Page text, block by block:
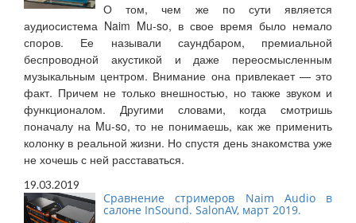
О том, чем же по сути является
аудиосистема Naim Mu-so, в свое время было немало
споров. Ее называли саундбаром, премиальной
беспроводной акустикой и даже переосмысленным
музыкальным центром. Внимание она привлекает — это
факт. Причем не только внешностью, но также звуком и
функционалом. Другими словами, когда смотришь
поначалу на Mu-so, то не понимаешь, как же применить
колонку в реальной жизни. Но спустя день знакомства уже
не хочешь с ней расставаться.
19.03.2019
Сравнение стримеров Naim Audio в
салоне InSound. SalonAV, март 2019.